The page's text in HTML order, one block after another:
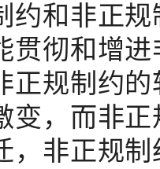
约和非正
贯彻和增
正规制约
变，而非
，非正规